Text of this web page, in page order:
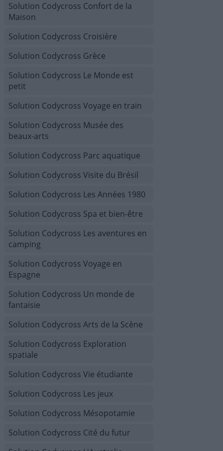
Solution Codycross Confort de la
Maison
Solution Codycross Croisière
Solution Codycross Grèce
Solution Codycross Le Monde est
petit
Solution Codycross Voyage en train
Solution Codycross Musée des
beaux-arts
Solution Codycross Parc aquatique
Solution Codycross Visite du Brésil
Solution Codycross Les Années 1980
Solution Codycross Spa et bien-être
Solution Codycross Les aventures en
camping
Solution Codycross Voyage en
Espagne
Solution Codycross Un monde de
fantaisie
Solution Codycross Arts de la Scène
Solution Codycross Exploration
spatiale
Solution Codycross Vie étudiante
Solution Codycross Les jeux
Solution Codycross Mésopotamie
Solution Codycross Cité du futur